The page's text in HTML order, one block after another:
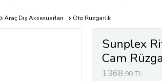
Araç Dış Aksesuarları Oto Rüzgarlık
Sunplex
Cam
1368,90 TL